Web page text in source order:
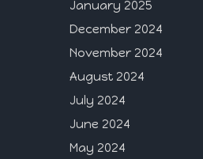
January 2025
December 2024
November 2024
August 2024
July 2024
June 2024
May 2024